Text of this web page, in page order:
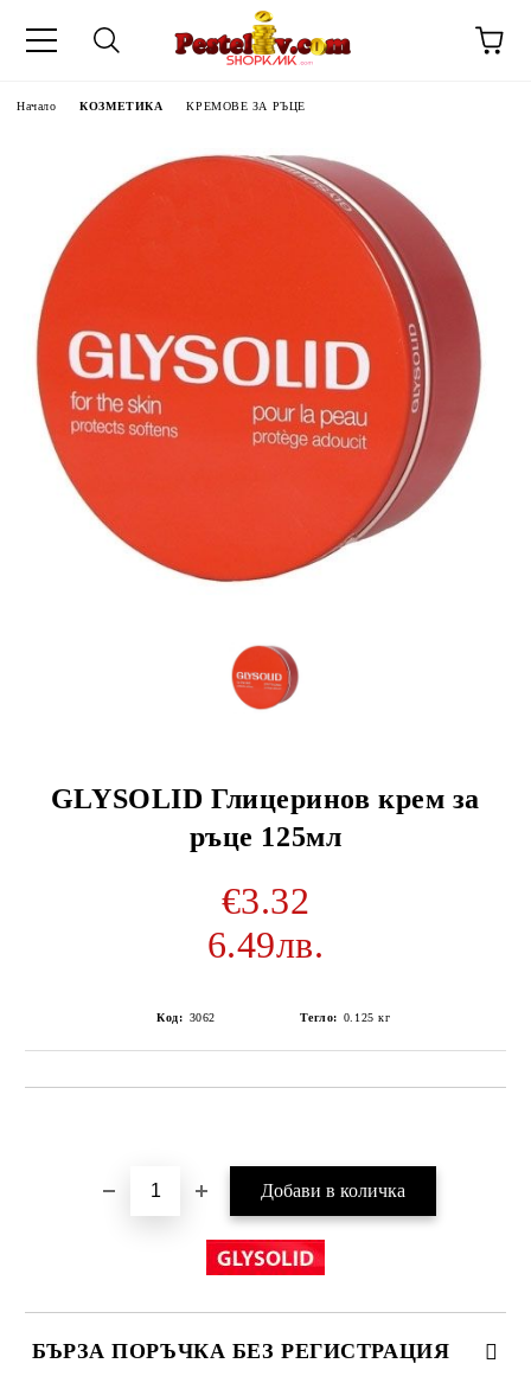
НА
Начало КОЗМЕТИКА КРЕМОВЕ ЗА РЪЦЕ
GLYSOLID Глицеринов крем за
ръце 125мл
€3.32
6.49лв.
Код: 3062 Тегло: 0.125 кг
БЪРЗА ПОРЪЧКА БЕЗ РЕГИСТРАЦИЯ